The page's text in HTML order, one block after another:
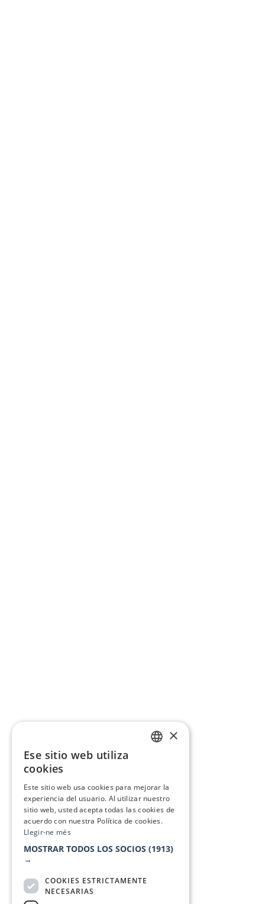
×
Ese sitio web utiliza
cookies
Este sitio web usa cookies para mejorar la
experiencia del usuario. Al utilizar nuestro
sitio web, usted acepta todas las cookies de
acuerdo con nuestra Política de cookies.
Llegir-ne més
MOSTRAR TODOS LOS SOCIOS (1913)
→
COOKIES ESTRICTAMENTE
NECESARIAS